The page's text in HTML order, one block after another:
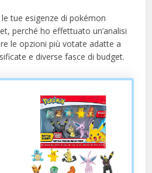
tue esigenze di pokémon
perché ho effettuato un’analisi
le opzioni più votate adatte a
e diverse fasce di budget.